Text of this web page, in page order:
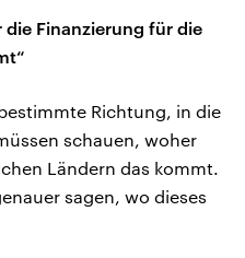
die Finanzierung für die
Richtung, in die
schauen, woher
Ländern das kommt.
sagen, wo dieses